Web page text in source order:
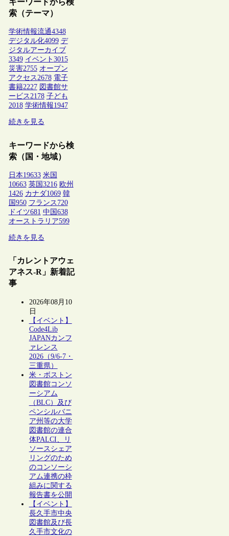
索（テーマ）
学術情報流通4348
デジタル化4099 デ
ジタルアーカイブ
3349 イベント 3015
災害2755 オープン
アクセス2678 電子
書籍2227 図書館サ
ービス2178 子ども
2018 学術情報1947
続きを見る
キーワードから検
索（国・地域）
日本19633 米国
10663 英国 3216 欧州
1426 カナダ1069 韓
国 950 フランス 720
ドイツ681 中国 638
オーストラリア599
続きを見る
「カレントアウェ
アネス-R」新着記
事
2026年08月10
日
【イベント】
Code4Lib
JAPANカンフ
ァレンス
2026（9/6-7・
三重県）
米・ボストン
図書館コンソ
ーシアム
（BLC）及び
ペンシルバニ
ア州等の大学
図書館の連合
体PALCI、リ
ソースシェア
リングのため
のコンソーシ
アム連携の枠
組みに関する
報告書を公開
【イベント】
長久手市中央
図書館及び長
久手市文化の